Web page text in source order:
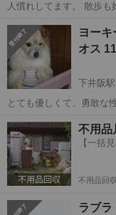
人慣れしてます。 散歩も好きです。 良好 ワクチ
の際はこちらから出向い
はご遠慮下さい🙇‍...
和歌山 和歌山市
ヨー
オス
下井阪駅
とても優しくて、勇敢な
ころがあります。 室内で
しか基本しません。室内
和歌山 岩出市 下
不用
【一括
不用品回
ラブ